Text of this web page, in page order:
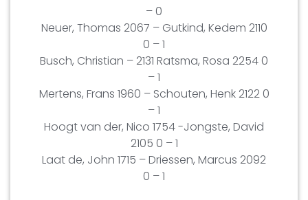
– 0
Neuer, Thomas 2067 – Gutkind, Kedem 2110
0 – 1
Busch, Christian – 2131 Ratsma, Rosa 2254 0
– 1
Mertens, Frans 1960 – Schouten, Henk 2122 0
– 1
Hoogt van der, Nico 1754 -Jongste, David
2105 0 – 1
Laat de, John 1715 – Driessen, Marcus 2092
0 – 1